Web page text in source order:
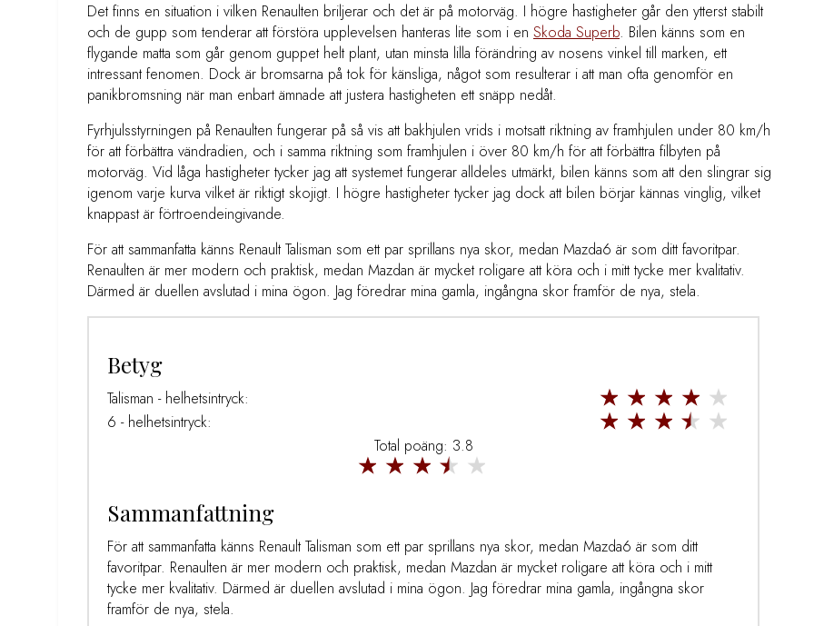
Det finns en situation i vilken Renaulten briljerar och det är på motorväg. I högre hastigheter går den ytterst stabilt
och de gupp som tenderar att förstöra upplevelsen hanteras lite som i en Skoda Superb. Bilen känns som en
flygande matta som går genom guppet helt plant, utan minsta lilla förändring av nosens vinkel till marken, ett
intressant fenomen. Dock är bromsarna på tok för känsliga, något som resulterar i att man ofta genomför en
panikbromsning när man enbart ämnade att justera hastigheten ett snäpp nedåt.
Fyrhjulsstyrningen på Renaulten fungerar på så vis att bakhjulen vrids i motsatt riktning av framhjulen under 80 km/h
för att förbättra vändradien, och i samma riktning som framhjulen i över 80 km/h för att förbättra filbyten på
motorväg. Vid låga hastigheter tycker jag att systemet fungerar alldeles utmärkt, bilen känns som att den slingrar sig
igenom varje kurva vilket är riktigt skojigt. I högre hastigheter tycker jag dock att bilen börjar kännas vinglig, vilket
knappast är förtroendeingivande.
För att sammanfatta känns Renault Talisman som ett par sprillans nya skor, medan Mazda6 är som ditt favoritpar.
Renaulten är mer modern och praktisk, medan Mazdan är mycket roligare att köra och i mitt tycke mer kvalitativ.
Därmed är duellen avslutad i mina ögon. Jag föredrar mina gamla, ingångna skor framför de nya, stela.
Betyg
Talisman - helhetsintryck:
6 - helhetsintryck:
Total poäng: 3.8
Sammanfattning
För att sammanfatta känns Renault Talisman som ett par sprillans nya skor, medan Mazda6 är som ditt
favoritpar. Renaulten är mer modern och praktisk, medan Mazdan är mycket roligare att köra och i mitt
tycke mer kvalitativ. Därmed är duellen avslutad i mina ögon. Jag föredrar mina gamla, ingångna skor
framför de nya, stela.